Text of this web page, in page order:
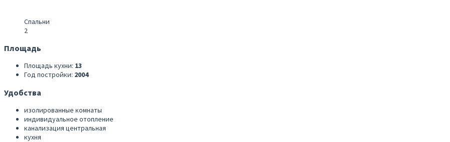
Спальни
2
Площадь
Площадь кухни: 13
Год постройки: 2004
Удобства
изолированные комнаты
индивидуальное отопление
канализация центральная
кухня